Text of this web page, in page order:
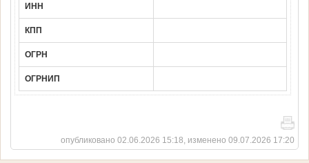
ИНН
КПП
ОГРН
ОГРНИП
опубликовано 02.06.2026 15:18, изменено 09.07.2026 17:20